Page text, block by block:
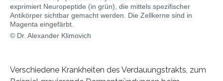
exprimiert Neuropeptide (in grün), die mittels spezifischer
Antikörper sichtbar gemacht werden. Die Zellkerne sind in
Magenta eingefärbt.
© Dr. Alexander Klimovich
Verschiedene Krankheiten des Verdauungstrakts, zum